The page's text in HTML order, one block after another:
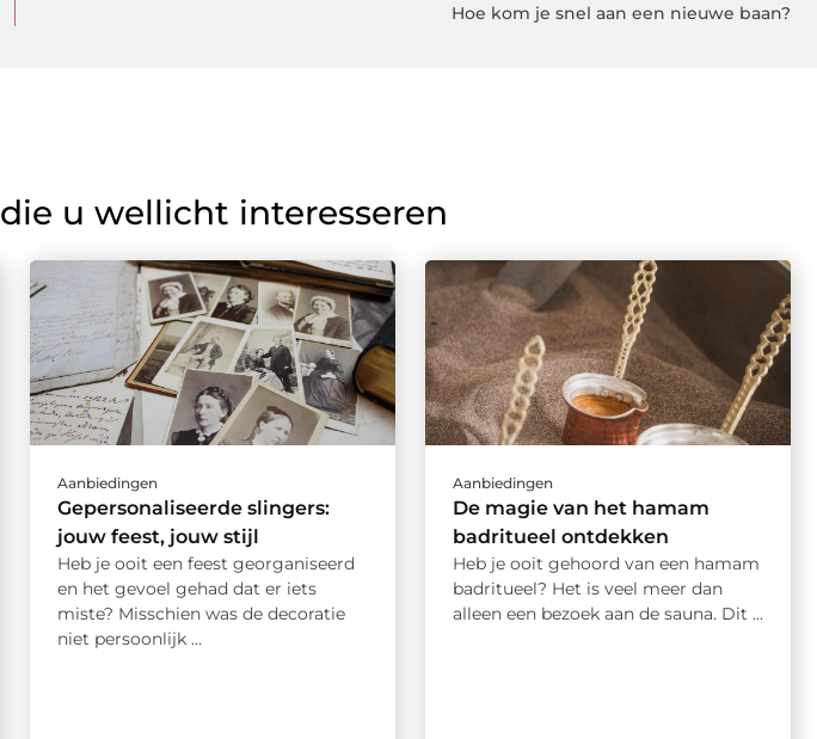
Hoe kom je snel aan een nieuwe baan?
die u wellicht interesseren
Aanbiedingen
Gepersonaliseerde slingers:
jouw feest, jouw stijl
Heb je ooit een feest georganiseerd
en het gevoel gehad dat er iets
miste? Misschien was de decoratie
niet persoonlijk ...
Aanbiedingen
De magie van het hamam
badritueel ontdekken
Heb je ooit gehoord van een hamam
badritueel? Het is veel meer dan
alleen een bezoek aan de sauna. Dit ...